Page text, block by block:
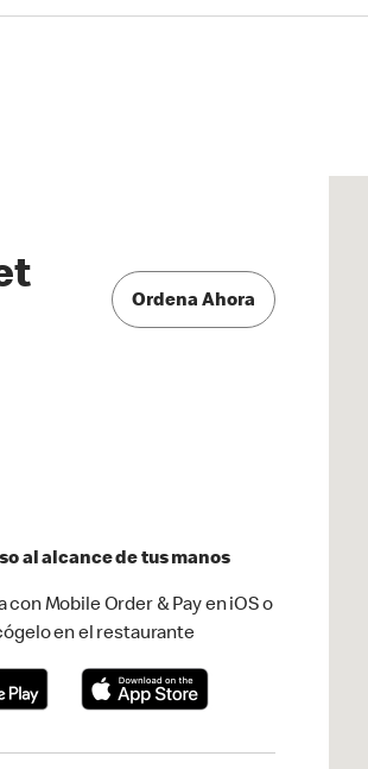
Ordena Ahora
al alcance de tus manos
con Mobile Order & Pay en iOS o
en el restaurante